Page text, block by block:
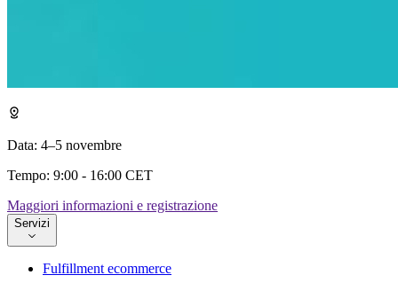
Data: 4–5 novembre
Tempo: 9:00 - 16:00 CET
Maggiori informazioni e registrazione
Servizi
Fulfillment ecommerce